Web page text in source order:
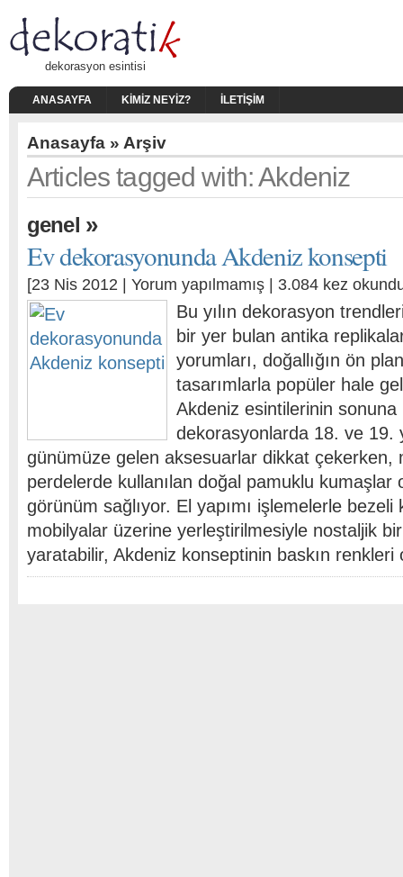
dekorasyon esintisi
ANASAYFA KIMIZ NEYIZ? İLETIŞIM
Anasayfa » Arşiv
Articles tagged with: Akdeniz
genel »
Ev dekorasyonunda Akdeniz konsepti
[23 Nis 2012 | Yorum yapılmamış | 3.084 kez
Bu yılın dekorasyon
bir yer bulan antika
yorumları, doğallığın ön
tasarımlarla popüler hale
Akdeniz esintilerinin
dekorasyonlarda 18. ve 19.
günümüze gelen aksesuarlar dikkat çekerken,
perdelerde kullanılan doğal pamuklu kumaşlar
görünüm sağlıyor. El yapımı işlemelerle bezeli
mobilyalar üzerine yerleştirilmesiyle nostaljik
yaratabilir, Akdeniz konseptinin baskın